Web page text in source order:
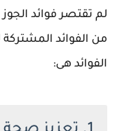
لم تقتصر فوائد
من الفوائد المشتركة
الفوائد هى: